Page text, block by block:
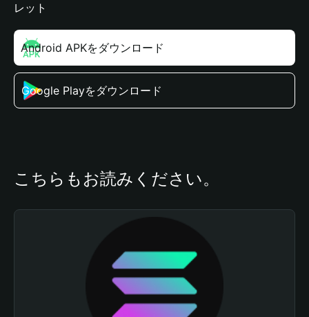
レット
Android APKをダウンロード
Google Playをダウンロード
こちらもお読みください。